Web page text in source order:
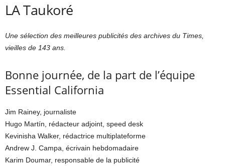
LA Taukoré
Une sélection des meilleures publicités des archives du Times,
vieilles de 143 ans.
Bonne journée, de la part de l’équipe
Essential California
Jim Rainey, journaliste
Hugo Martín, rédacteur adjoint, speed desk
Kevinisha Walker, rédactrice multiplateforme
Andrew J. Campa, écrivain hebdomadaire
Karim Doumar, responsable de la publicité